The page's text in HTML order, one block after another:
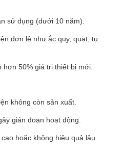
sử dụng (dưới 10 năm).
đơn lẻ như ắc quy, quạt, tụ
50% giá trị thiết bị mới.
không còn sản xuất.
gián đoạn hoạt động.
hoặc không hiệu quả lâu